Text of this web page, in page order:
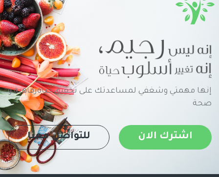
إنها مهمتي وشغفي لمساعدتك على تحقيق حياةرفاهية و
صحة
اشترك الان للتواصل معنا